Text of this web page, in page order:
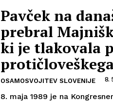
Pavček na
prebral
ki je tlakovala
OSAMOSVOJITEV SLOVENIJE 8.
8. maja 1989 je na